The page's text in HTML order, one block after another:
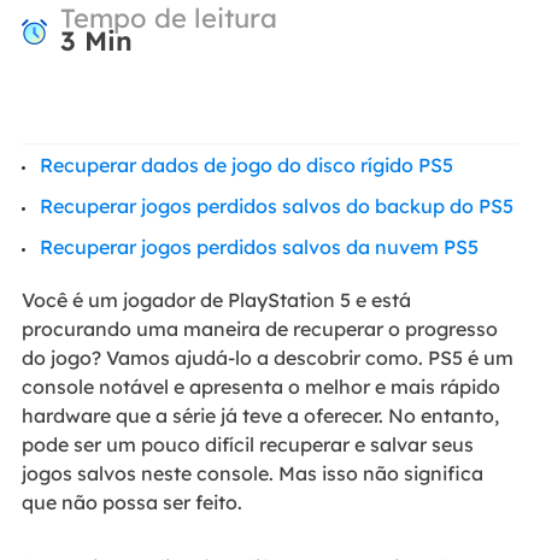
Tempo de leitura
3 Min
Recuperar dados de jogo do disco rígido PS5
Recuperar jogos perdidos salvos do backup do PS5
Recuperar jogos perdidos salvos da nuvem PS5
Você é um jogador de PlayStation 5 e está
procurando uma maneira de recuperar o progresso
do jogo? Vamos ajudá-lo a descobrir como. PS5 é um
console notável e apresenta o melhor e mais rápido
hardware que a série já teve a oferecer. No entanto,
pode ser um pouco difícil recuperar e salvar seus
jogos salvos neste console. Mas isso não significa
que não possa ser feito.